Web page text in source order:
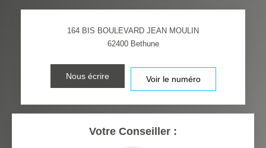
ECOLES ET CRÈCHES
COMMERCES
164 BIS BOULEVARD JEAN MOULIN
62400 Bethune
Nous écrire Voir le numéro
Votre Conseiller :